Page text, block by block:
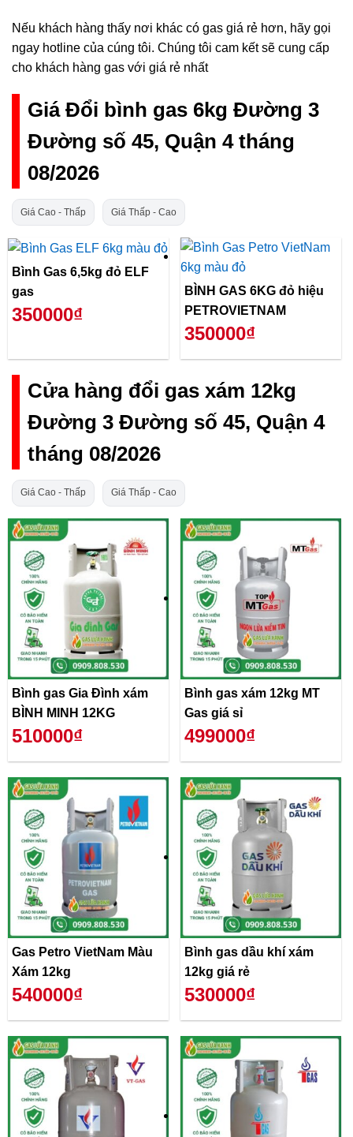
Nếu khách hàng thấy nơi khác có gas giá rẻ hơn, hãy gọi
ngay hotline của cúng tôi. Chúng tôi cam kết sẽ cung cấp
cho khách hàng gas với giá rẻ nhất
Giá Đổi bình gas 6kg Đường 3
Đường số 45, Quận 4 tháng
08/2026
Giá Cao - Thấp Giá Thấp - Cao
Bình Gas 6,5kg đỏ ELF
gas
350000₫
BÌNH GAS 6KG đỏ hiệu
PETROVIETNAM
350000₫
Cửa hàng đổi gas xám 12kg
Đường 3 Đường số 45, Quận 4
tháng 08/2026
Giá Cao - Thấp Giá Thấp - Cao
Bình gas Gia Đình xám
BÌNH MINH 12KG
510000₫
Bình gas xám 12kg MT
Gas giá sỉ
499000₫
Gas Petro VietNam Màu
Xám 12kg
540000₫
Bình gas dầu khí xám
12kg giá rẻ
530000₫